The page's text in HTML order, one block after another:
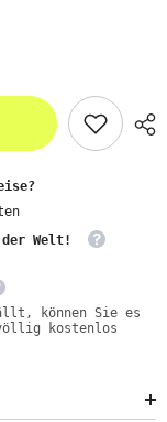
der Welt!
können Sie es
kostenlos